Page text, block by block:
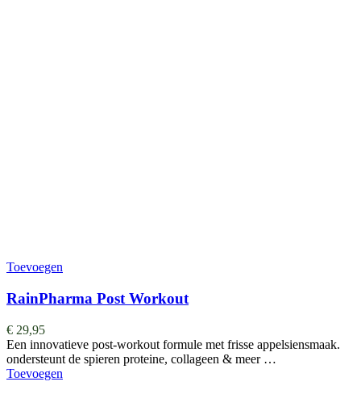
Toevoegen
RainPharma Post Workout
€ 29,95
Een innovatieve post-workout formule met frisse appelsiensmaak.
ondersteunt de spieren proteine, collageen & meer …
Toevoegen